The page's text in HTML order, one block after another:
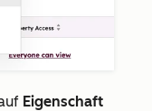
Eigenschaft